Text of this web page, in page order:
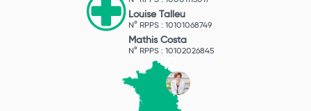
Louise Talleu
N° RPPS : 10101068749
Mathis Costa
N° RPPS : 10102026845